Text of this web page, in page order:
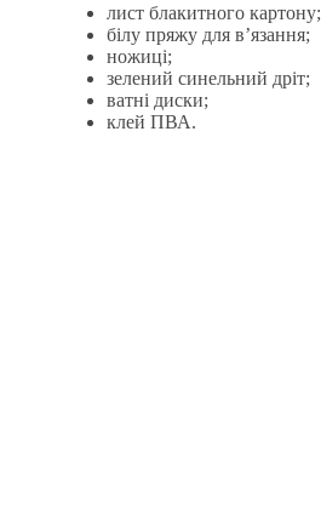
лист блакитного картону;
білу пряжу для в’язання;
ножиці;
зелений синельний дріт;
ватні диски;
клей ПВА.